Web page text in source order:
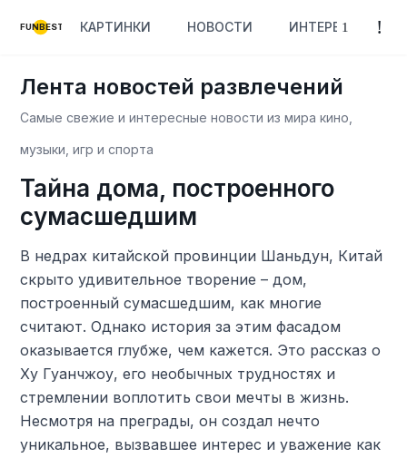
FUNBEST КАРТИНКИ НОВОСТИ ИНТЕРЕСНОЕ
Лента новостей развлечений
Самые свежие и интересные новости из мира кино,
музыки, игр и спорта
Тайна дома, построенного
сумасшедшим
В недрах китайской провинции Шаньдун, Китай
скрыто удивительное творение – дом,
построенный сумасшедшим, как многие
считают. Однако история за этим фасадом
оказывается глубже, чем кажется. Это рассказ о
Ху Гуанчжоу, его необычных трудностях и
стремлении воплотить свои мечты в жизнь.
Несмотря на преграды, он создал нечто
уникальное, вызвавшее интерес и уважение как